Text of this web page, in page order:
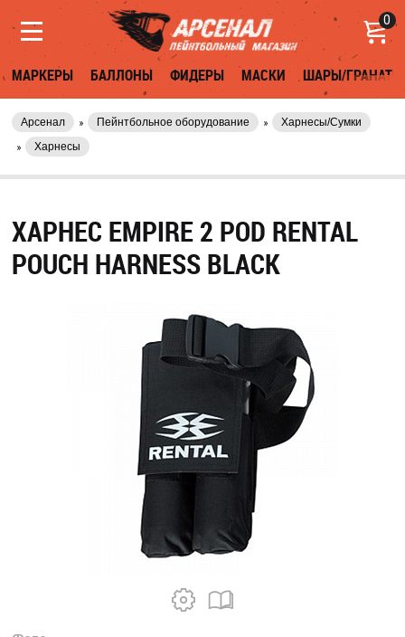
0
МАРКЕРЫ БАЛЛОНЫ ФИДЕРЫ МАСКИ ШАРЫ/ГРАНАТЫ
Арсенал Пейнтбольное оборудование
Харнесы/Сумки
Харнесы
ХАРНЕС EMPIRE 2 POD RENTAL
POUCH HARNESS BLACK